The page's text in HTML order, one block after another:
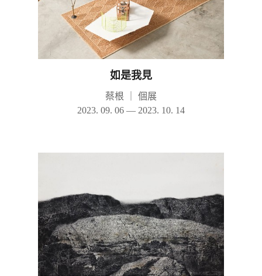
如是我見
蔡根
個展
2023. 09. 06 — 2023. 10. 14